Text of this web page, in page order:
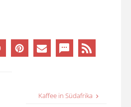
Kaffee in Südafrika